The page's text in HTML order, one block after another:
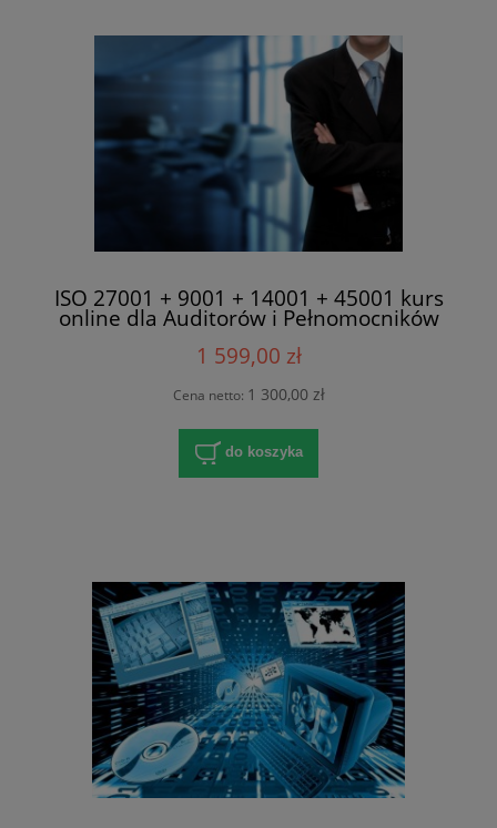
ISO 27001 + 9001 + 14001 + 45001 kurs
online dla Auditorów i Pełnomocników
1 599,00 zł
Cena netto: 1 300,00 zł
do koszyka